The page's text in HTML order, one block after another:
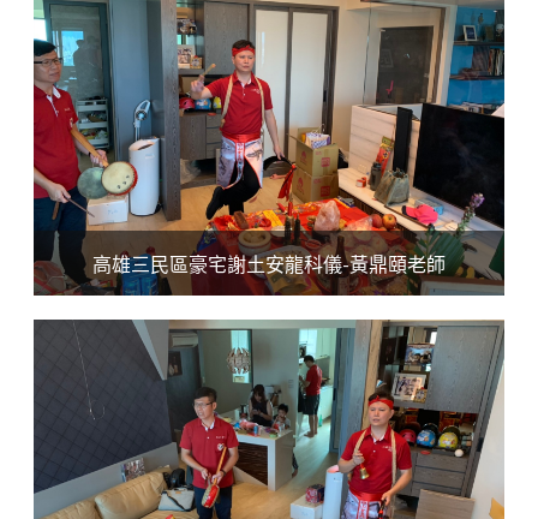
高雄三民區豪宅謝土安龍科儀-黃鼎頤老師